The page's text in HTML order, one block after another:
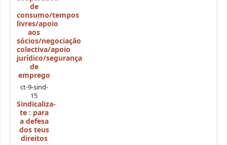
de
consumo/tempos
livres/apoio
aos
sócios/negociação
colectiva/apoio
jurídico/segurança
de
emprego
ct-9-sind-
15
Sindicaliza-
te : para
a defesa
dos teus
direitos